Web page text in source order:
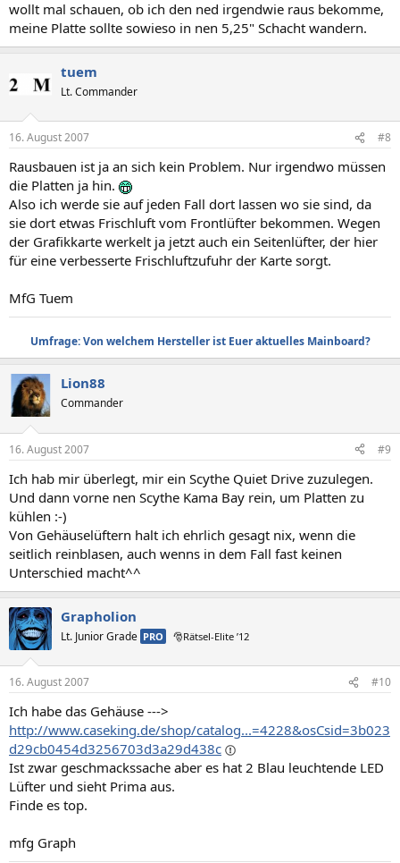
wollt mal schauen, ob ich den ned irgendwie raus bekomme,
meine Platte sollte sowieso in nen 5,25" Schacht wandern.
tuem
Lt. Commander
16. August 2007 #8
Rausbauen ist ja an sich kein Problem. Nur irgendwo müssen
die Platten ja hin.
Also ich werde sie auf jeden Fall dort lassen wo sie sind, da
sie dort etwas Frischluft vom Frontlüfter bekommen. Wegen
der Grafikkarte werkelt ja jetzt auch ein Seitenlüfter, der hier
für eine verbesserte Frischluftzufuhr der Karte sorgt.
MfG Tuem
Umfrage: Von welchem Hersteller ist Euer aktuelles Mainboard?
Lion88
Commander
16. August 2007 #9
Ich hab mir überlegt, mir ein Scythe Quiet Drive zuzulegen.
Und dann vorne nen Scythe Kama Bay rein, um Platten zu
kühlen :-)
Von Gehäuselüftern halt ich ehrlich gesagt nix, wenn die
seitlich reinblasen, auch wenns in dem Fall fast keinen
Unterschied macht^^
Grapholion
Lt. Junior Grade PRO 🎅Rätsel-Elite ’12
16. August 2007 #10
Ich habe das Gehäuse --->
http://www.caseking.de/shop/catalog...=4228&osCsid=3b023
d29cb0454d3256703d3a29d438c
Ist zwar geschmackssache aber es hat 2 Blau leuchtende LED
Lüfter und sieht Prima aus.
Finde es top.
mfg Graph